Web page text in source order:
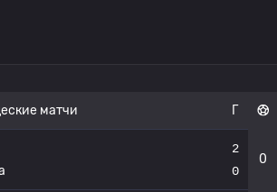
матчи Г
2
0
0